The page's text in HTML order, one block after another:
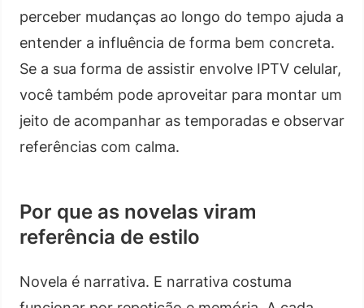
perceber mudanças ao longo do tempo ajuda a
entender a influência de forma bem concreta.
Se a sua forma de assistir envolve IPTV celular,
você também pode aproveitar para montar um
jeito de acompanhar as temporadas e observar
referências com calma.
Por que as novelas viram
referência de estilo
Novela é narrativa. E narrativa costuma